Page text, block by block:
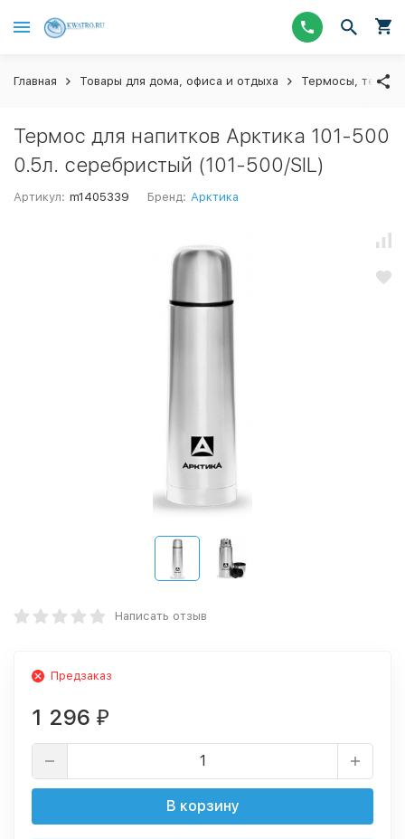
Главная Товары для дома, офиса и отдыха Термосы,
Термос для напитков Арктика 101-500
0.5л. серебристый (101-500/SIL)
Артикул: m1405339 Бренд: Арктика
Написать отзыв
Предзаказ
1 296 ₽
В корзину